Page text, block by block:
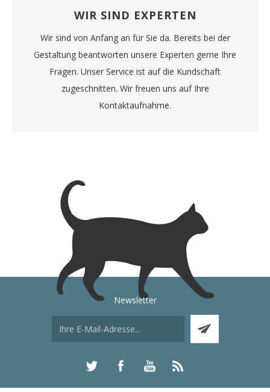
WIR SIND EXPERTEN
Wir sind von Anfang an für Sie da. Bereits bei der
Gestaltung beantworten unsere Experten gerne Ihre
Fragen. Unser Service ist auf die Kundschaft
zugeschnitten. Wir freuen uns auf Ihre
Kontaktaufnahme.
Newsletter